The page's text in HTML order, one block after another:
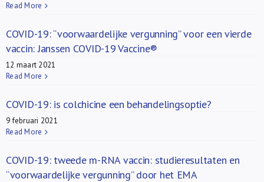
Read More
COVID-19: “voorwaardelijke vergunning” voor een vierde
vaccin: Janssen COVID-19 Vaccine®
12 maart 2021
Read More
COVID-19: is colchicine een behandelingsoptie?
9 februari 2021
Read More
COVID-19: tweede m-RNA vaccin: studieresultaten en
“voorwaardelijke vergunning” door het EMA